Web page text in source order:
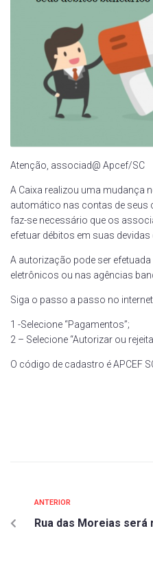
Atenção, associad@ Apcef/SC
A Caixa realizou uma mudança
automático nas contas de seus
faz-se necessário que os
efetuar débitos em suas devidas
A autorização pode ser
eletrônicos ou nas agências
Siga o passo a passo no
1 -Selecione “Pagamentos”;
2 – Selecione “Autorizar ou
O código de cadastro é APCEF
ANTERIOR
Rua das Moreias